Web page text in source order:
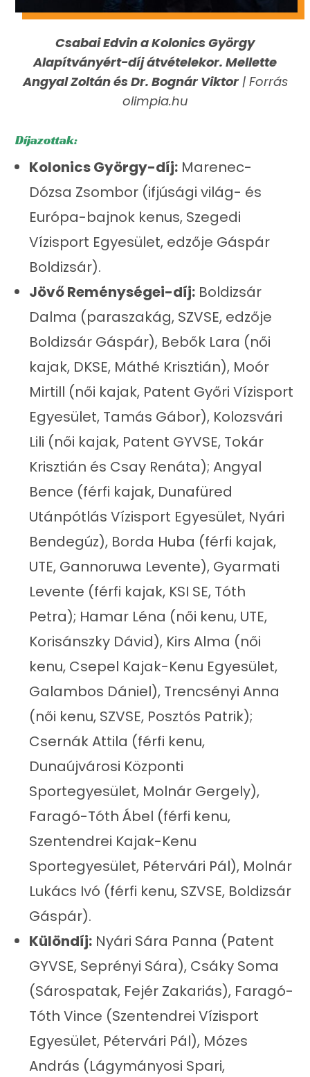
Csabai Edvin a Kolonics György
Alapítványért-díj átvételekor. Mellette
Angyal Zoltán és Dr. Bognár Viktor| Forrás
olimpia.hu
Díjazottak:
Kolonics György-díj: Marenec-
Dózsa Zsombor (ifjúsági világ- és
Európa-bajnok kenus, Szegedi
Vízisport Egyesület, edzője Gáspár
Boldizsár).
Jövő Reménységei-díj: Boldizsár
Dalma (paraszakág, SZVSE, edzője
Boldizsár Gáspár), Bebők Lara (női
kajak, DKSE, Máthé Krisztián), Moór
Mirtill (női kajak, Patent Győri Vízisport
Egyesület, Tamás Gábor), Kolozsvári
Lili (női kajak, Patent GYVSE, Tokár
Krisztián és Csay Renáta); Angyal
Bence (férfi kajak, Dunafüred
Utánpótlás Vízisport Egyesület, Nyári
Bendegúz), Borda Huba (férfi kajak,
UTE, Gannoruwa Levente), Gyarmati
Levente (férfi kajak, KSI SE, Tóth
Petra); Hamar Léna (női kenu, UTE,
Korisánszky Dávid), Kirs Alma (női
kenu, Csepel Kajak-Kenu Egyesület,
Galambos Dániel), Trencsényi Anna
(női kenu, SZVSE, Posztós Patrik);
Csernák Attila (férfi kenu,
Dunaújvárosi Központi
Sportegyesület, Molnár Gergely),
Faragó-Tóth Ábel (férfi kenu,
Szentendrei Kajak-Kenu
Sportegyesület, Pétervári Pál), Molnár
Lukács Ivó (férfi kenu, SZVSE, Boldizsár
Gáspár).
Különdíj: Nyári Sára Panna (Patent
GYVSE, Seprényi Sára), Csáky Soma
(Sárospatak, Fejér Zakariás), Faragó-
Tóth Vince (Szentendrei Vízisport
Egyesület, Pétervári Pál), Mózes
András (Lágymányosi Spari,